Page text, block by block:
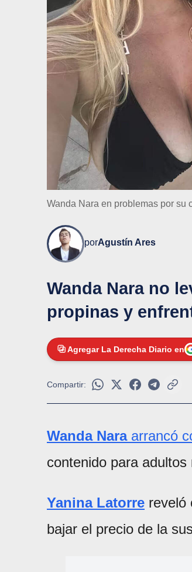
Wanda Nara en problemas por su
porAgustín Ares
Wanda Nara no
propinas y
Agregar La Derecha Diario en
Compartir:
Wanda Naraarrancó
contenido para
Yanina Latorre reveló
bajar el precio de la